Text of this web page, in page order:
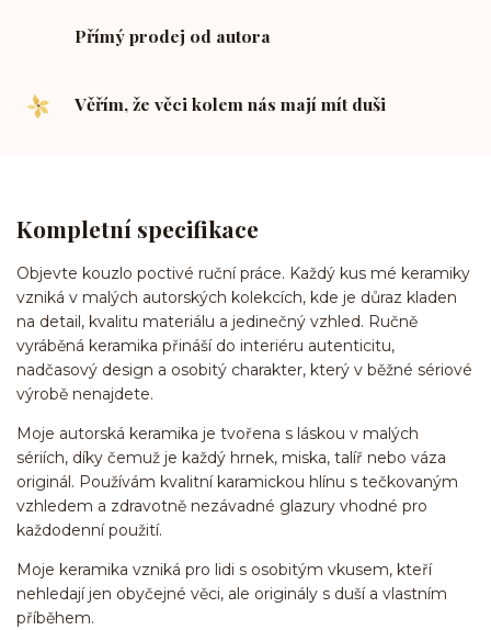
Přímý prodej od autora
Věřím, že věci kolem nás mají mít duši
Kompletní specifikace
Objevte kouzlo poctivé ruční práce. Každý kus mé keramiky
vzniká v malých autorských kolekcích, kde je důraz kladen
na detail, kvalitu materiálu a jedinečný vzhled. Ručně
vyráběná keramika přináší do interiéru autenticitu,
nadčasový design a osobitý charakter, který v běžné sériové
výrobě nenajdete.
Moje autorská keramika je tvořena s láskou v malých
sériích, díky čemuž je každý hrnek, miska, talíř nebo váza
originál. Používám kvalitní karamickou hlínu s tečkovaným
vzhledem a zdravotně nezávadné glazury vhodné pro
každodenní použití.
Moje keramika vzniká pro lidi s osobitým vkusem, kteří
nehledají jen obyčejné věci, ale originály s duší a vlastním
příběhem.